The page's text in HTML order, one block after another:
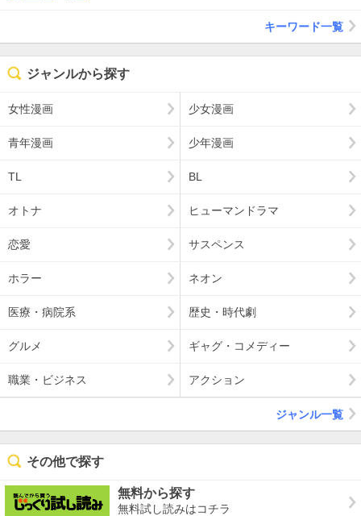
キーワード一覧
ジャンルから探す
女性漫画 少女漫画
青年漫画 少年漫画
TL BL
オトナ ヒューマンドラマ
恋愛 サスペンス
ホラー ネオン
医療・病院系 歴史・時代劇
グルメ ギャグ・コメディー
職業・ビジネス アクション
ジャンル一覧
その他で探す
無料から探す
無料試し読みはコチラ